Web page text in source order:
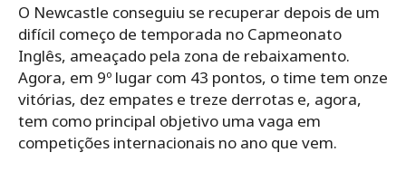
O Newcastle conseguiu se recuperar depois de um
difícil começo de temporada no Capmeonato
Inglês, ameaçado pela zona de rebaixamento.
Agora, em 9º lugar com 43 pontos, o time tem onze
vitórias, dez empates e treze derrotas e, agora,
tem como principal objetivo uma vaga em
competições internacionais no ano que vem.